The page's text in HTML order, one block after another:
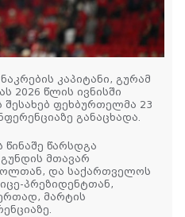
კაპიტანი, გურამ
2026 წლის ივნისში
ფეხბურთელმა 23
განაცხადა.
წინაშე წარსდგა
მთავარ
და საქართველოს
პრეზიდენტთან,
მარტის